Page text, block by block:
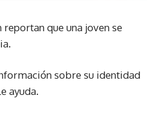
que una joven se
sobre su identidad
ayuda.